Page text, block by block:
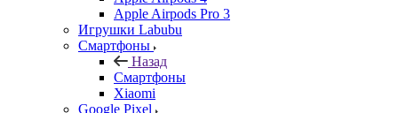
Apple Airpods Pro 3
Игрушки Labubu
Смартфоны
Назад
Смартфоны
Xiaomi
Google Pixel